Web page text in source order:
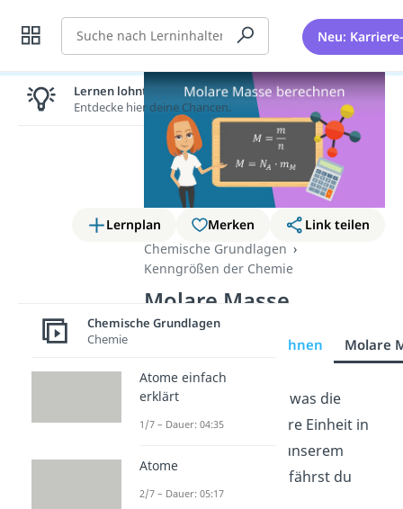
Suche Neu:
Lernplan Merken
Link teilen
Chemische Grundlagen
Kenngrößen der Chemie
Molare Masse
Molare Masse berechnen Molare
Du möchtest wissen, was die
molare Masse
und ihre Einheit in
der Chemie sind? In unserem
Beitrag
erfährst du
alles dazu!
Lernen lohnt sich!
Entdecke hier deine Chancen.
Chemische Grundlagen
Chemie
Atome einfach
erklärt
1/7 – Dauer: 04:35
Atome
2/7 – Dauer: 05:17